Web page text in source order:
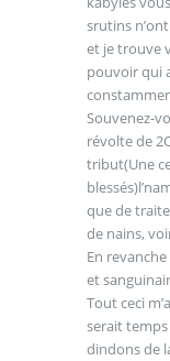
srutins
et je trouve
pouvoir qui
Souvenez-
révolte de
tribut(Une
que de
de nains,
En
et
Tout ceci
serait temps
dindons de